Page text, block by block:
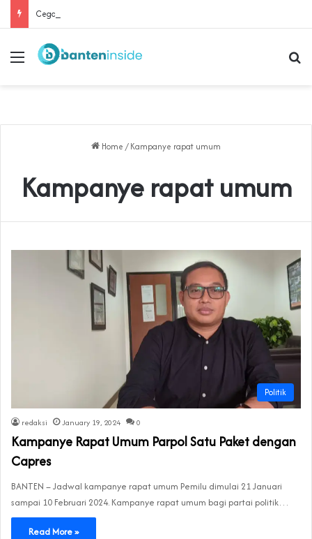
Menu
Home / Kampanye rapat umum
Kampanye rapat umum
Politik
redaksi January 19, 2024 0
Kampanye Rapat Umum Parpol Satu Paket dengan
Capres
BANTEN – Jadwal kampanye rapat umum Pemilu dimulai 21 Januari
sampai 10 Februari 2024. Kampanye rapat umum bagi partai politik…
Read More »